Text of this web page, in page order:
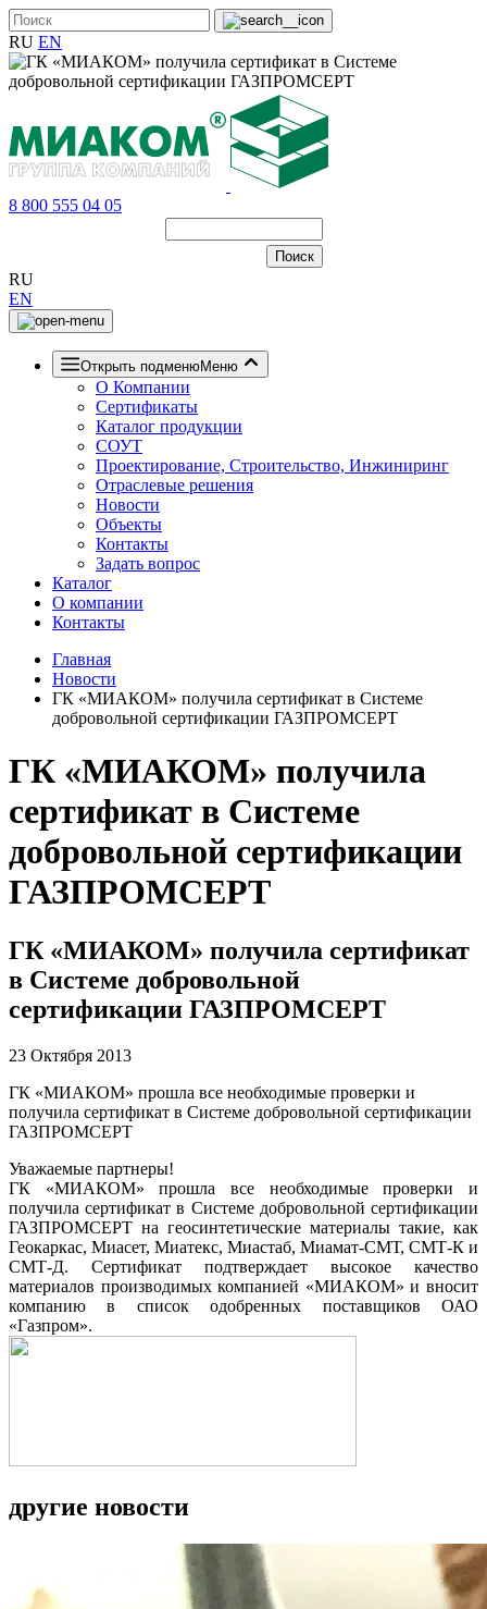
RU EN
8 800 555 04 05
RU
EN
Открыть подменюМеню
О Компании
Сертификаты
Каталог продукции
СОУТ
Проектирование, Строительство, Инжиниринг
Отраслевые решения
Новости
Объекты
Контакты
Задать вопрос
Каталог
О компании
Контакты
Главная
Новости
ГК «МИАКОМ» получила сертификат в Системе
добровольной сертификации ГАЗПРОМСЕРТ
ГК «МИАКОМ» получила
сертификат в Системе
добровольной сертификации
ГАЗПРОМСЕРТ
ГК «МИАКОМ» получила сертификат
в Системе добровольной
сертификации ГАЗПРОМСЕРТ
23 Октября 2013
ГК «МИАКОМ» прошла все необходимые проверки и
получила сертификат в Системе добровольной сертификации
ГАЗПРОМСЕРТ
Уважаемые партнеры!
ГК «МИАКОМ» прошла все необходимые проверки и
получила сертификат в Системе добровольной сертификации
ГАЗПРОМСЕРТ на геосинтетические материалы такие, как
Геокаркас, Миасет, Миатекс, Миастаб, Миамат-СМТ, СМТ-К и
СМТ-Д. Сертификат подтверждает высокое качество
материалов производимых компанией «МИАКОМ» и вносит
компанию в список одобренных поставщиков ОАО
«Газпром».
другие новости